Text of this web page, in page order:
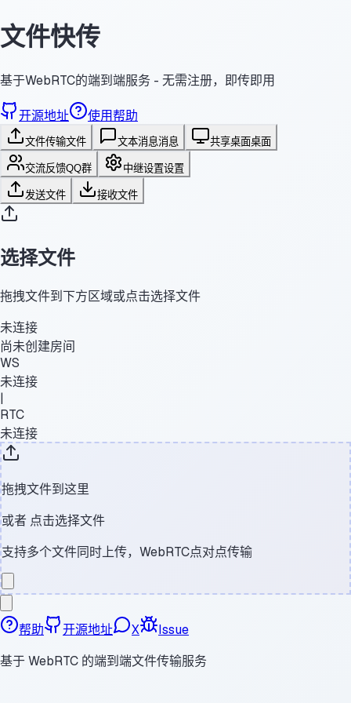
文件快传
基于WebRTC的端到端服务 - 无需注册，即传即用
开源地址 使用帮助
文件传输文件 文本消息消息 共享桌面桌面
交流反馈QQ群 中继设置设置
发送文件 接收文件
选择文件
拖拽文件到下方区域或点击选择文件
未连接
尚未创建房间
WS
未连接
|
RTC
未连接
拖拽文件到这里
或者 点击选择文件
支持多个文件同时上传，WebRTC点对点传输
帮助 开源地址 X
Issue
基于 WebRTC 的端到端文件传输服务